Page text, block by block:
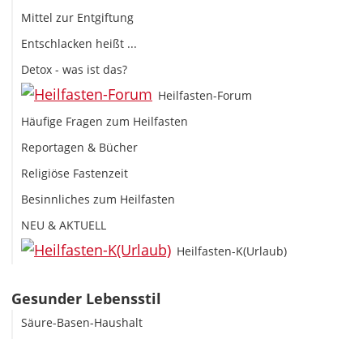
Mittel zur Entgiftung
Entschlacken heißt ...
Detox - was ist das?
Heilfasten-Forum
Häufige Fragen zum Heilfasten
Reportagen & Bücher
Religiöse Fastenzeit
Besinnliches zum Heilfasten
NEU & AKTUELL
Heilfasten-K(Urlaub)
Gesunder Lebensstil
Säure-Basen-Haushalt